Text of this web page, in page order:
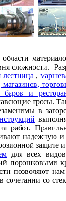
сложности.
лестница ,
и
тросы.
в
работ.
надежную
защите
для всех
порошковыми
позволяют нам
со